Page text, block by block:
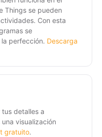
Things se pueden
Con esta
se
perfección. Descarga
detalles a
visualización
gratuito.